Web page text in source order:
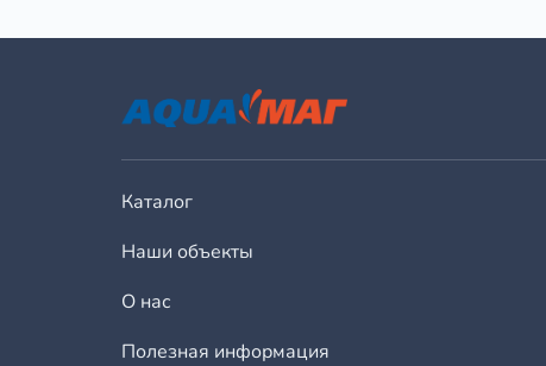
Каталог
Наши объекты
О нас
Полезная информация